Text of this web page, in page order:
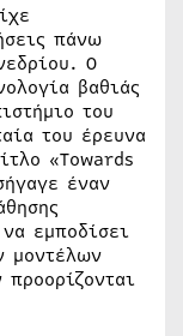
πάνω
Ο
βαθιάς
του
του έρευνα
«Towards
έναν
εμποδίσει
μοντέλων